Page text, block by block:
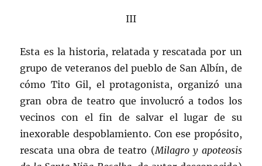
III
Esta es la historia, relatada y rescatada por un
grupo de veteranos del pueblo de San Albín, de
cómo Tito Gil, el protagonista, organizó una
gran obra de teatro que involucró a todos los
vecinos con el fin de salvar el lugar de su
inexorable despoblamiento. Con ese propósito,
rescata una obra de teatro (Milagro y apoteosis